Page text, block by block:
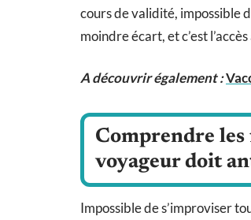
cours de validité, impossible
moindre écart, et c’est
A découvrir également :
Comprendre les
voyageur doit
Impossible de s’improviser